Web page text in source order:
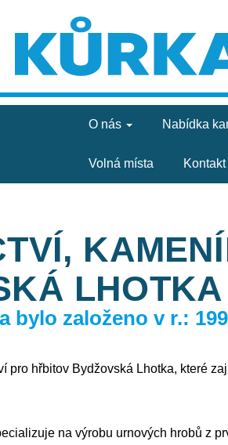
O nás Nabídka
Volná místa Kontakt
LHOTKA
bylo založeno v r.:
pro hřbitov Bydžovská Lhotka, které
na výrobu urnových hrobů z